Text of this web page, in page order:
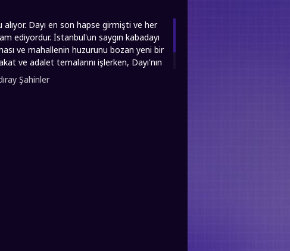
alıyor. Dayı en son hapse girmişti ve her
ediyordur. İstanbul'un saygın kabadayı
ve mahallenin huzurunu bozan yeni bir
ve adalet temalarını işlerken, Dayı'nın
fullfilmizle.co olarak Dayı: Bir Adamın
Şahinler